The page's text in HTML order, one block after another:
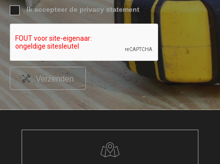
Ik accepteer de privacy statement
Verzenden